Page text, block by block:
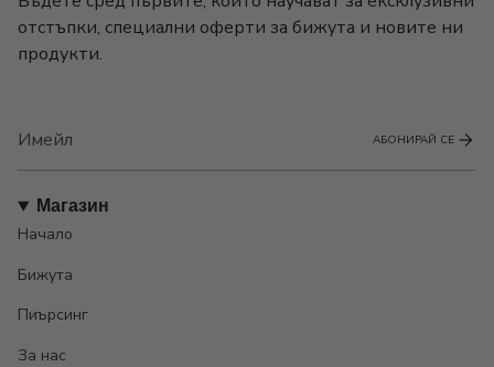
отстъпки, специални оферти за бижута и новите ни
продукти.
АБОНИРАЙ СЕ
Магазин
Начало
Бижута
Пиърсинг
За нас